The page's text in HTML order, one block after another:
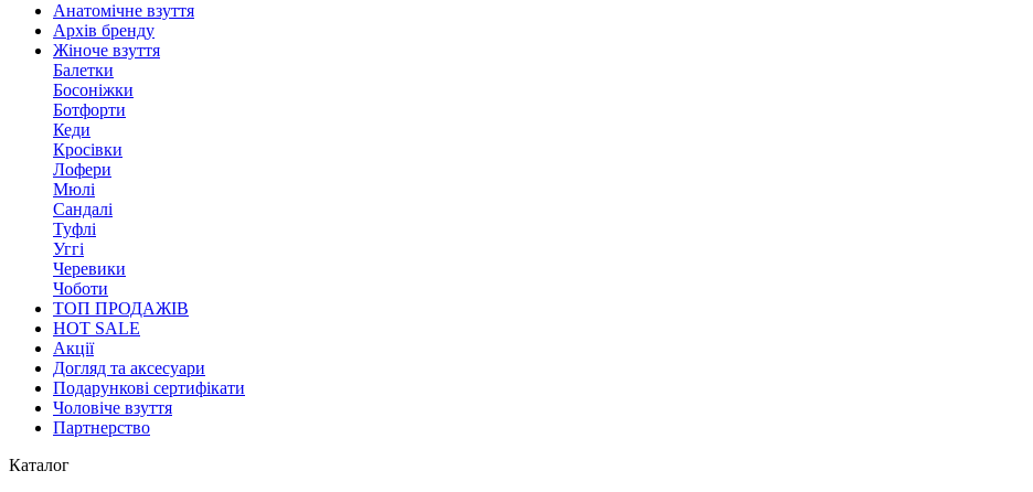
Анатомічне взуття
Архів бренду
Жіноче взуття
Балетки
Босоніжки
Ботфорти
Кеди
Кросівки
Лофери
Мюлі
Сандалі
Туфлі
Уггі
Черевики
Чоботи
ТОП ПРОДАЖІВ
HOT SALE
Акції
Догляд та аксесуари
Подарункові сертифікати
Чоловіче взуття
Партнерство
Каталог